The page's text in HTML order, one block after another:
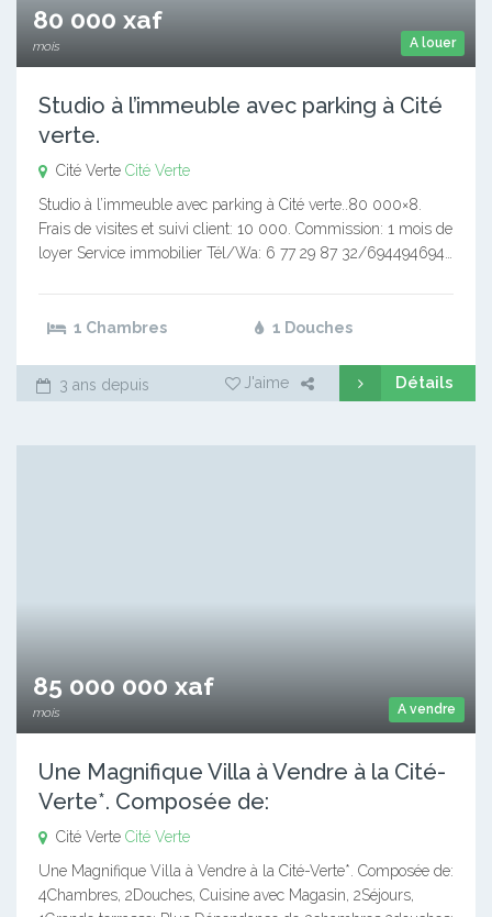
A louer
80 000 xaf
mois
Studio à l’immeuble avec parking à Cité
verte.
Cité Verte Cité Verte
Studio à l’immeuble avec parking à Cité verte..80 000×8.
Frais de visites et suivi client: 10 000. Commission: 1 mois de
loyer Service immobilier Tél/Wa: 6 77 29 87 32/694494694…
1 Chambres 1 Douches
3 ans depuis J'aime Détails
A vendre
85 000 000 xaf
mois
Une Magnifique Villa à Vendre à la Cité-
Verte*. Composée de:
Cité Verte Cité Verte
Une Magnifique Villa à Vendre à la Cité-Verte*. Composée de:
4Chambres, 2Douches, Cuisine avec Magasin, 2Séjours,